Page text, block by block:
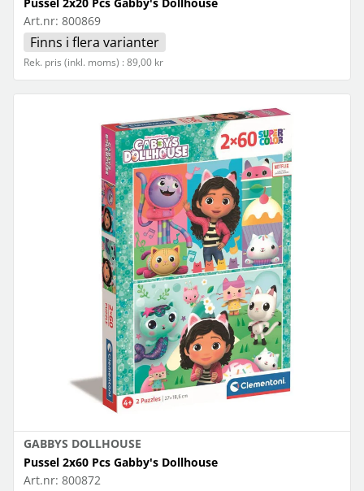
Art.nr: 800869
Finns i flera varianter
Rek. pris (inkl. moms) : 89,00 kr
GABBYS DOLLHOUSE
Pussel 2x60 Pcs Gabby's Dollhouse
Art.nr: 800872